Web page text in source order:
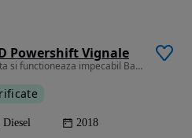
Powershift Vignale
1997 cm3 • 180 CP • Masina arata si functioneaza impecabil Baterie noua, anvelope vara noi
Diesel 2018